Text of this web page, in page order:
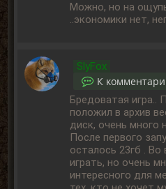
Можно, но на
..экономики нет,
SlyFox
К
Бредоватая игра..
положил в архив
диск, очень много
После первого
осталось 23гб .
играть, но очень
интересного для